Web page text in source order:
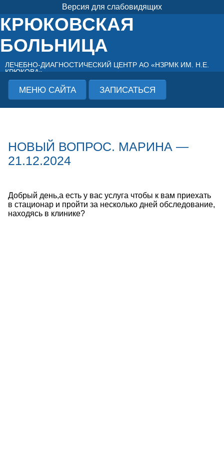
Версия для слабовидящих
КРЮКОВСКАЯ
БОЛЬНИЦА
ЛЕЧЕБНО-ДИАГНОСТИЧЕСКИЙ ЦЕНТР АО «НЗРМК ИМ. Н.Е.
КРЮКОВА»
МЕНЮ САЙТА ЗАПИСАТЬСЯ
НОВЫЙ ВОПРОС. МАРИНА —
21.12.2024
Добрый день,а есть у вас услуга чтобы к вам приехать
в стационар и пройти за несколько дней обследование,
находясь в клинике?